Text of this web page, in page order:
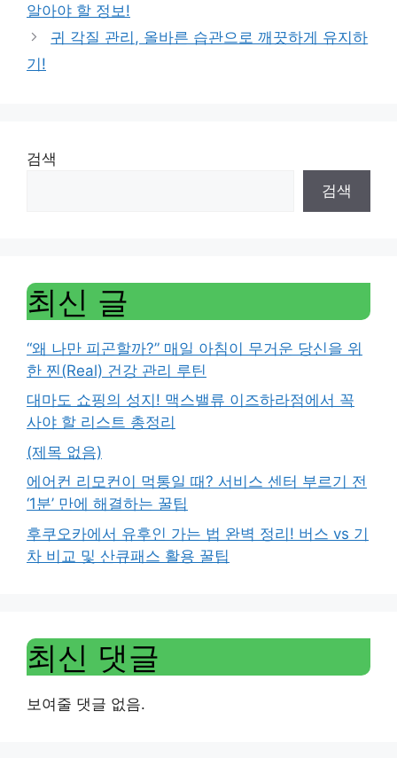
알아야 할 정보!
귀 각질 관리, 올바른 습관으로 깨끗하게 유지하
기!
검색
검색
최신 글
“왜 나만 피곤할까?” 매일 아침이 무거운 당신을 위
한 찐(Real) 건강 관리 루틴
대마도 쇼핑의 성지! 맥스밸류 이즈하라점에서 꼭
사야 할 리스트 총정리
(제목 없음)
에어컨 리모컨이 먹통일 때? 서비스 센터 부르기 전
‘1분’ 만에 해결하는 꿀팁
후쿠오카에서 유후인 가는 법 완벽 정리! 버스 vs 기
차 비교 및 산큐패스 활용 꿀팁
최신 댓글
보여줄 댓글 없음.